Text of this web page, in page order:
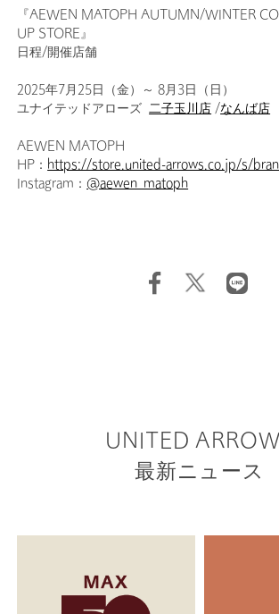
『AEWEN MATOPH AUTUMN/WINTER
UP STORE』
日程/開催店舗
2025年7月25日（金）～ 8月3日（日）
ユナイテッドアローズ二子玉川店 /なんば店
AEWEN MATOPH
HP： https://store.united-arrows.co.jp/s/
Instagram： @aewen_matoph
UNITED
最新ニュース